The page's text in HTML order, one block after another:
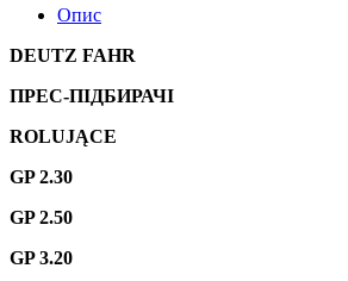
Опис
DEUTZ FAHR
ПРЕС-ПІДБИРАЧІ
ROLUJĄCE
GP 2.30
GP 2.50
GP 3.20